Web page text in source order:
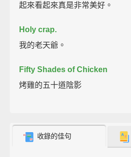
起來看起來真是非常美好。
Holy crap.
我的老天爺。
Fifty Shades of Chicken
烤雞的五十道陰影
收錄的佳句